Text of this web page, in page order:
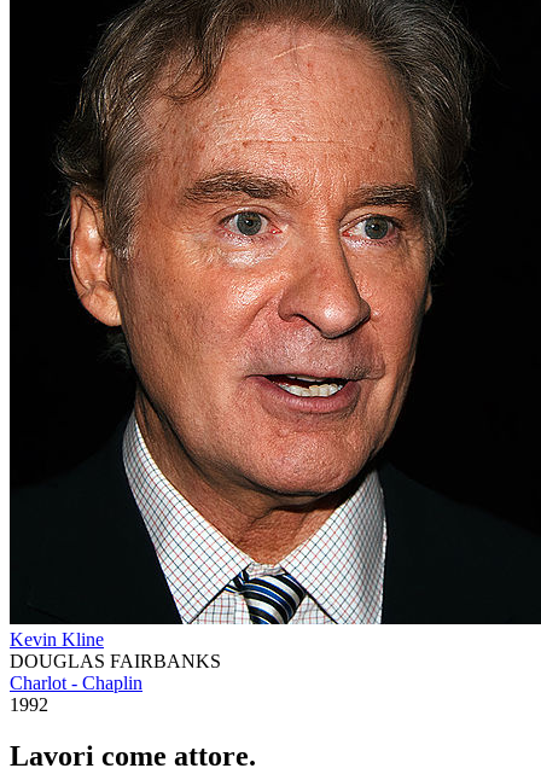
Kevin Kline
DOUGLAS FAIRBANKS
Charlot - Chaplin
1992
Lavori come attore.